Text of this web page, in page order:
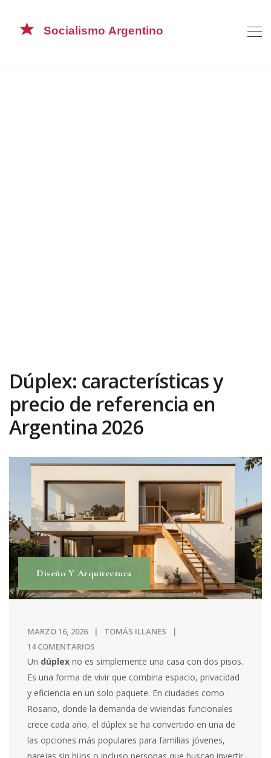
Dúplex: características y
precio de referencia en
Argentina 2026
Diseño Y Arquitectura
MARZO 16, 2026
TOMÁS ILLANES
14 COMENTARIOS
Un dúplex no es simplemente una casa con dos pisos.
Es una forma de vivir que combina espacio, privacidad
y eficiencia en un solo paquete. En ciudades como
Rosario, donde la demanda de viviendas funcionales
crece cada año, el dúplex se ha convertido en una de
las opciones más populares para familias jóvenes,